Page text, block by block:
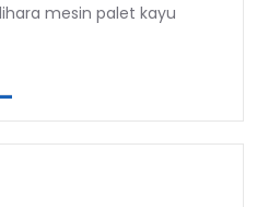
mesin palet kayu